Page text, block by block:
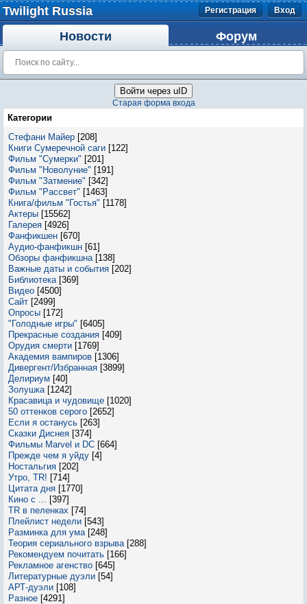
Twilight Russia Регистрация Вход
Новости Форум
Войти через uID
Старая форма входа
Категории
Стефани Майер [208]
Книги Сумеречной саги [122]
Фильм "Сумерки" [201]
Фильм "Новолуние" [191]
Фильм "Затмение" [342]
Фильм "Рассвет" [1463]
Книга/фильм "Гостья" [1178]
Актеры [15562]
Галерея [4926]
Фанфикшен [670]
Аудио-фанфикшн [61]
Обзоры фанфикшна [138]
Важные даты и события [202]
Библиотека [369]
Видео [4500]
Сайт [2499]
Опросы [172]
"Голодные игры" [6405]
Прекрасные создания [409]
Орудия смерти [1769]
Академия вампиров [1306]
Дивергент/Избранная [3899]
Делириум [40]
Золушка [1242]
Красавица и чудовище [1020]
50 оттенков серого [2652]
Если я останусь [263]
Сказки Диснея [374]
Фильмы Marvel и DC [664]
Прежде чем я уйду [4]
Ностальгия [202]
Утро, TR! [714]
Цитата дня [1770]
Кино с ... [397]
TR в пеленках [74]
Плейлист недели [543]
Разминка для ума [248]
Теория сериального взрыва [288]
Рекомендуем почитать [166]
Рекламное агенство [645]
Литературные дуэли [54]
АРТ-дуэли [108]
Разное [4291]